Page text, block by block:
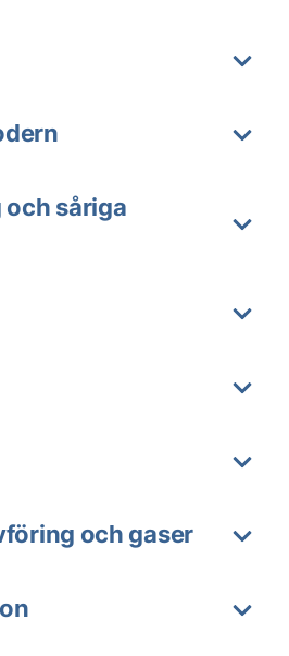
såriga
och gaser